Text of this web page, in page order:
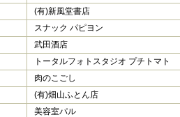
(有)新風堂書店
スナック パピヨン
武田酒店
トータルフォトスタジオ プチトマト
肉のこごし
(有)畑山ふとん店
美容室パル